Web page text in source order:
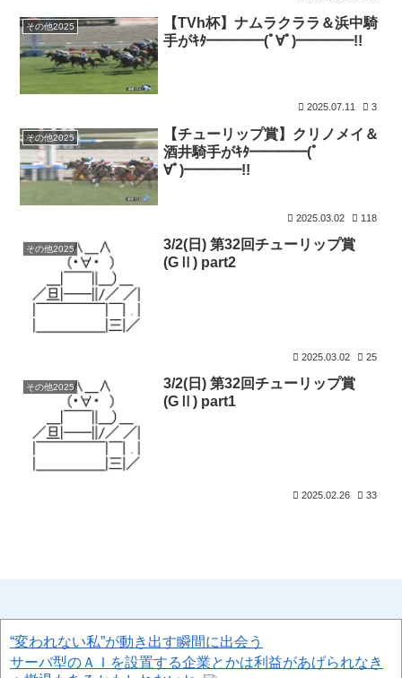
その他2025
【TVh杯】ナムラクララ＆浜中騎
手がｷﾀ━━━━(ﾟ∀ﾟ)━━━━!!
2025.07.11 3
その他2025
【チューリップ賞】クリノメイ＆
酒井騎手がｷﾀ━━━━(ﾟ
∀ﾟ)━━━━!!
2025.03.02 118
その他2025
3/2(日) 第32回チューリップ賞
(GⅡ) part2
2025.03.02 25
その他2025
3/2(日) 第32回チューリップ賞
(GⅡ) part1
2025.02.26 33
“変われない私”が動き出す瞬間に出会う
サーバ型のＡＩを設置する企業とかは利益があげられなき